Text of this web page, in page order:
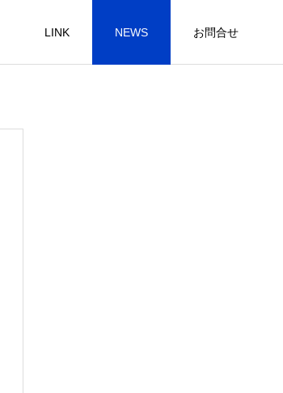
LINK NEWS お問合せ